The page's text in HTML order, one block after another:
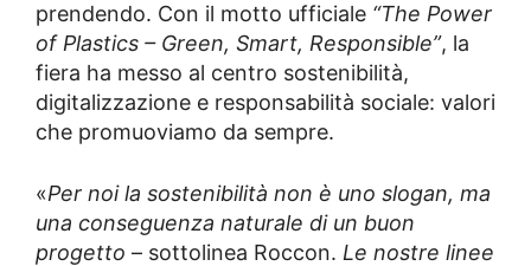
prendendo. Con il motto ufficiale “The Power
of Plastics – Green, Smart, Responsible”, la
fiera ha messo al centro sostenibilità,
digitalizzazione e responsabilità sociale: valori
che promuoviamo da sempre.
«Per noi la sostenibilità non è uno slogan, ma
una conseguenza naturale di un buon
progetto – sottolinea Roccon. Le nostre linee